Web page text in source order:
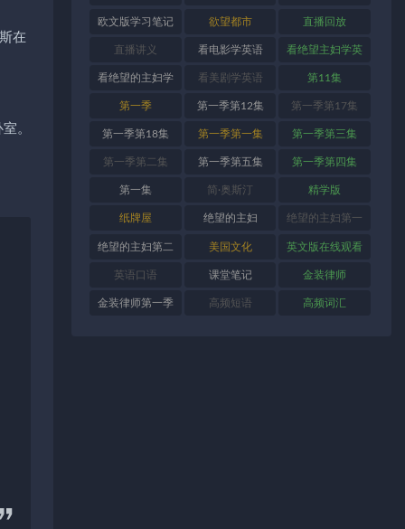
在
。
欧文版学习笔记 欲望都市 直播回放
直播讲义 看电影学英语 看绝望主妇学英
语
看绝望的主妇学
英语
看美剧学英语 第11集
第一季 第一季第12集 第一季第17集
第一季第18集 第一季第一集 第一季第三集
第一季第二集 第一季第五集 第一季第四集
第一集 简·奥斯汀 精学版
纸牌屋 绝望的主妇 绝望的主妇第一
季
绝望的主妇第二
季
美国文化 英文版在线观看
英语口语 课堂笔记 金装律师
金装律师第一季 高频短语 高频词汇